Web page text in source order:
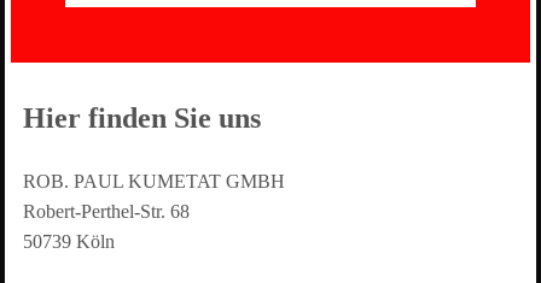
Hier finden Sie uns
ROB. PAUL KUMETAT GMBH
Robert-Perthel-Str. 68
50739 Köln